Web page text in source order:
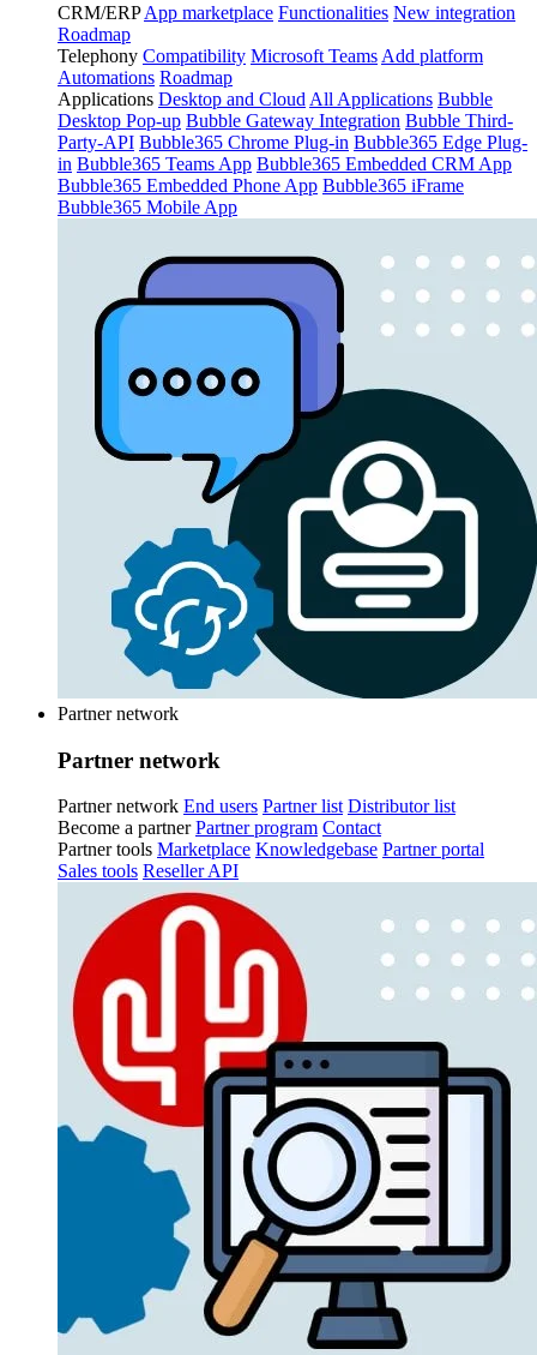
CRM/ERP App marketplace Functionalities New integration
Roadmap
Telephony Compatibility Microsoft Teams Add platform
Automations Roadmap
Applications Desktop and Cloud All Applications Bubble
Desktop Pop-up Bubble Gateway Integration Bubble Third-
Party-API Bubble365 Chrome Plug-in Bubble365 Edge Plug-
in Bubble365 Teams App Bubble365 Embedded CRM App
Bubble365 Embedded Phone App Bubble365 iFrame
Bubble365 Mobile App
Partner network
Partner network
Partner network End users Partner list Distributor list
Become a partner Partner program Contact
Partner tools Marketplace Knowledgebase Partner portal
Sales tools Reseller API